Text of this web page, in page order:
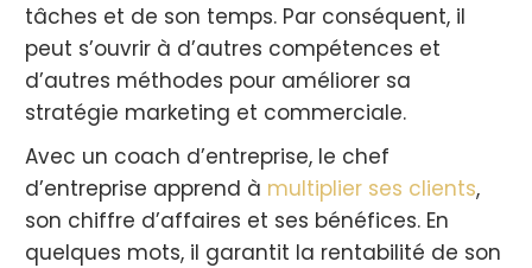
tâches et de son temps. Par conséquent, il
peut s’ouvrir à d’autres compétences et
d’autres méthodes pour améliorer sa
stratégie marketing et commerciale.
Avec un coach d’entreprise, le chef
d’entreprise apprend à multiplier ses clients,
son chiffre d’affaires et ses bénéfices. En
quelques mots, il garantit la rentabilité de son